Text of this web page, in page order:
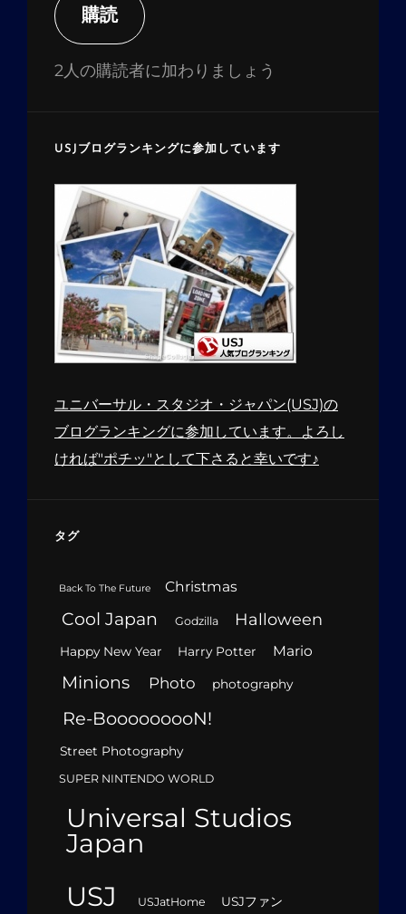
ア
ド
レ
購読
2人の購読者に加わりましょう
USJブログランキングに参加しています
ユニバーサル・スタジオ・ジャパン(USJ)の
ブログランキングに参加しています。よろし
ければ"ポチッ"として下さると幸いです♪
タグ
Back To The Future Christmas
Cool Japan Godzilla Halloween
Happy New Year Harry Potter Mario
Minions Photo photography
Re-BooooooooN!
Street Photography
SUPER NINTENDO WORLD
Universal Studios
Japan
USJ
USJatHome USJファン